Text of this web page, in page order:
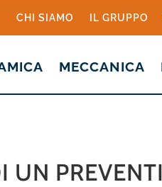
CHI SIAMO IL GRUPPO
MECCANICA
UN